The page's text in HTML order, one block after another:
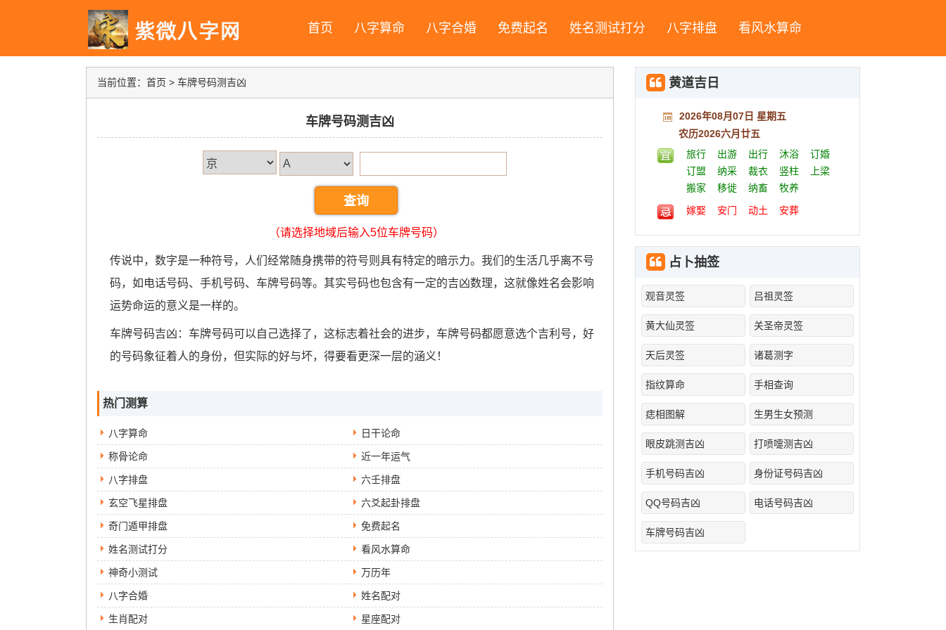
首页 八字算命 八字合婚 免费起名 姓名测试打分 八字排盘 看风水算命
当前位置： 首页 > 车牌号码测吉凶
车牌号码测吉凶
（请选择地域后输入5位车牌号码）
传说中，数字是一种符号，人们经常随身携带的符号则具有特定的暗示力。我们的生活几乎离不号
码，如电话号码、手机号码、车牌号码等。其实号码也包含有一定的吉凶数理，这就像姓名会影响
运势命运的意义是一样的。
车牌号码吉凶：车牌号码可以自己选择了，这标志着社会的进步，车牌号码都愿意选个吉利号，好
的号码象征着人的身份，但实际的好与坏，得要看更深一层的涵义！
热门测算
八字算命 日干论命
称骨论命 近一年运气
八字排盘 六壬排盘
玄空飞星排盘 六爻起卦排盘
奇门遁甲排盘 免费起名
姓名测试打分 看风水算命
神奇小测试 万历年
八字合婚 姓名配对
生肖配对 星座配对
黄道吉日
2026年08月07日 星期五
农历2026六月廿五
旅行
出游 出行 沐浴
订婚
订盟
纳采 裁衣 竖柱
上梁
搬家
移徙 纳畜
牧养
嫁娶
安门 动土 安葬
占卜抽签
观音灵签 吕祖灵签
黄大仙灵签 关圣帝灵签
天后灵签 诸葛测字
指纹算命 手相查询
痣相图解 生男生女预测
眼皮跳测吉凶 打喷嚏测吉凶
手机号码吉凶 身份证号码吉凶
QQ号码吉凶 电话号码吉凶
车牌号码吉凶